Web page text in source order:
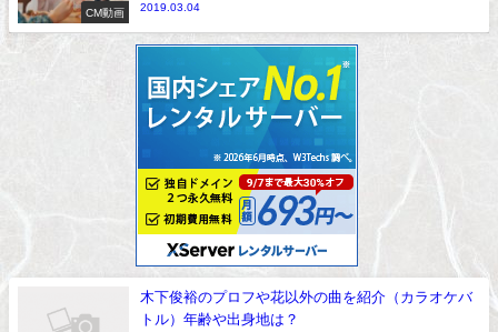
CM動画 2019.03.04
木下俊裕のプロフや花以外の曲を紹介（カラオケバ
トル）年齢や出身地は？